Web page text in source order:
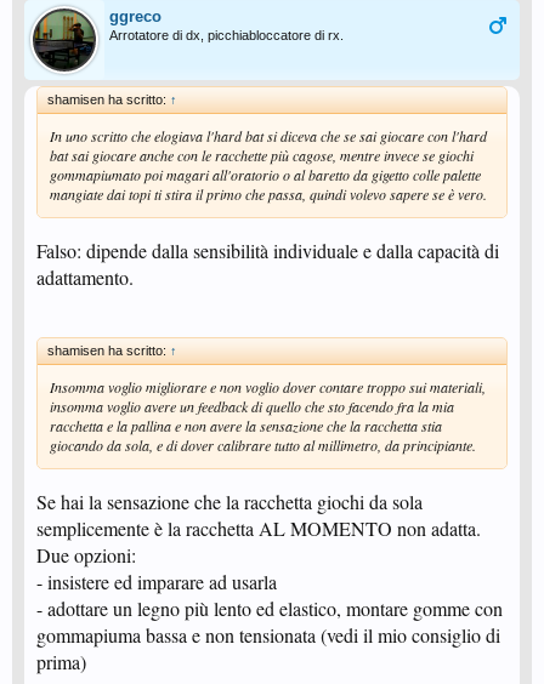
ggreco
Arrotatore di dx, picchiabloccatore di rx.
shamisen ha scritto: ↑
In uno scritto che elogiava l'hard bat si diceva che se sai giocare con l'hard
bat sai giocare anche con le racchette più cagose, mentre invece se giochi
gommapiumato poi magari all'oratorio o al baretto da gigetto colle palette
mangiate dai topi ti stira il primo che passa, quindi volevo sapere se è vero.
Falso: dipende dalla sensibilità individuale e dalla capacità di
adattamento.
shamisen ha scritto: ↑
Insomma voglio migliorare e non voglio dover contare troppo sui materiali,
insomma voglio avere un feedback di quello che sto facendo fra la mia
racchetta e la pallina e non avere la sensazione che la racchetta stia
giocando da sola, e di dover calibrare tutto al millimetro, da principiante.
Se hai la sensazione che la racchetta giochi da sola
semplicemente è la racchetta AL MOMENTO non adatta.
Due opzioni:
- insistere ed imparare ad usarla
- adottare un legno più lento ed elastico, montare gomme con
gommapiuma bassa e non tensionata (vedi il mio consiglio di
prima)